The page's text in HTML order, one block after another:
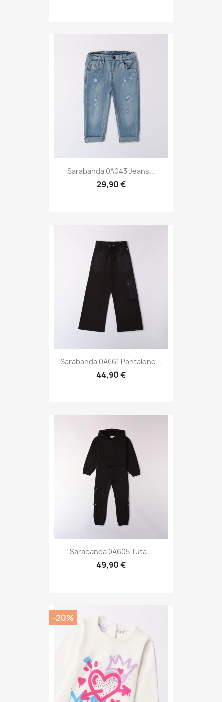
Sarabanda 0A043 Jeans...
29,90 €
Sarabanda 0A661 Pantalone...
44,90 €
Sarabanda 0A605 Tuta...
49,90 €
-20%